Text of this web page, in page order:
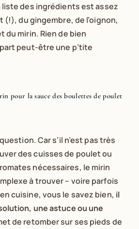
des ingrédients est assez
(!), du gingembre, de l’oignon,
du mirin. Rien de bien
peut-être une p’tite
pour la sauce des boulettes de poulet
Car s’il n’est pas très
des cuisses de poulet ou
nécessaires, le mirin
à trouver – voire parfois
cuisine, vous le savez bien, il
une astuce ou une
de retomber sur ses pieds de